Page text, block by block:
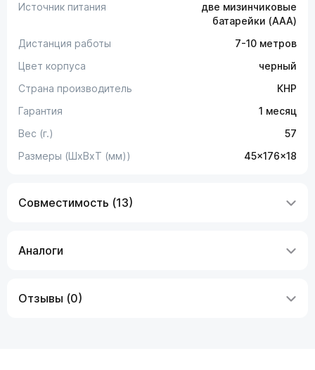
Источник питания
две мизинчиковые
батарейки (AAA)
Дистанция работы
7-10 метров
Цвет корпуса
черный
Страна производитель
КНР
Гарантия
1 месяц
Вес (г.)
57
Размеры (ШxВxТ (мм))
45x176x18
Совместимость (13)
Аналоги
Отзывы (0)